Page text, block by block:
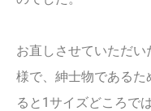
お直しさせていただ
様で、紳士物である
ると1サイズどころで